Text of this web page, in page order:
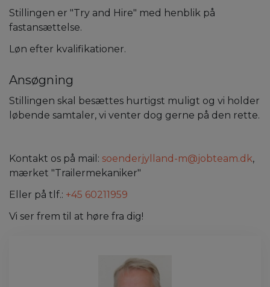
Stillingen er "Try and Hire" med henblik på
fastansættelse.
Løn efter kvalifikationer.
Ansøgning
Stillingen skal besættes hurtigst muligt og vi holder
løbende samtaler, vi venter dog gerne på den rette.
Kontakt os på mail: soenderjylland-m@jobteam.dk,
mærket "Trailermekaniker"
Eller på tlf.: +45 60211959
Vi ser frem til at høre fra dig!